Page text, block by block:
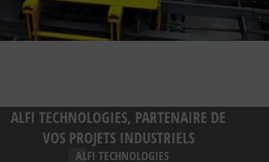
ALFI TECHNOLOGIES, PARTENAIRE DE
VOS PROJETS INDUSTRIELS
ALFI TECHNOLOGIES